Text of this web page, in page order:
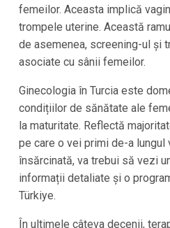
femeilor. Aceasta implică
trompele uterine. Această
de asemenea, screening-ul și
asociate cu sânii femeilor.
Ginecologia în Turcia este
condițiilor de sănătate ale
la maturitate. Reflectă
pe care o vei primi de-a lungul
însărcinată, va trebui să vezi
informații detaliate și o
Türkiye.
În ultimele câteva decenii,